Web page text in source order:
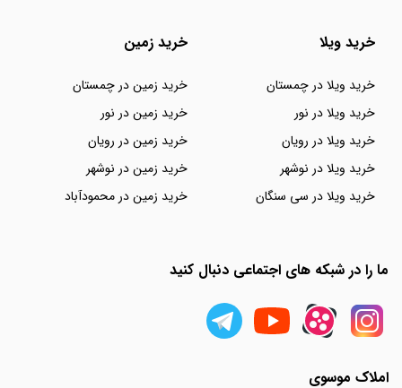
خرید ویلا
خرید ویلا در چمستان
خرید ویلا در نور
خرید ویلا در رویان
خرید ویلا در نوشهر
خرید ویلا در سی سنگان
خرید زمین
خرید زمین در چمستان
خرید زمین در نور
خرید زمین در رویان
خرید زمین در نوشهر
خرید زمین در محمودآباد
ما را در شبکه های اجتماعی دنبال کنید
املاک موسوی